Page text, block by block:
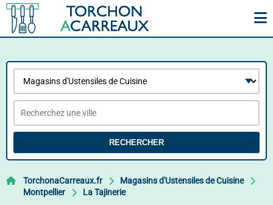
RECHERCHER
TorchonaCarreaux.fr
Magasins d'Ustensiles de Cuisine
Montpellier
La Tajinerie